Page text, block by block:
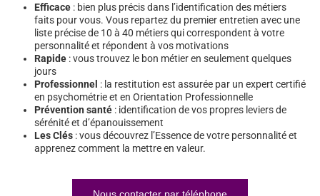
Efficace : bien plus précis dans l’identification des métiers
faits pour vous. Vous repartez du premier entretien avec une
liste précise de 10 à 40 métiers qui correspondent à votre
personnalité et répondent à vos motivations
Rapide : vous trouvez le bon métier en seulement quelques
jours
Professionnel : la restitution est assurée par un expert certifié
en psychométrie et en Orientation Professionnelle
Prévention santé : identification de vos propres leviers de
sérénité et d’épanouissement
Les Clés : vous découvrez l’Essence de votre personnalité et
apprenez comment la mettre en valeur.